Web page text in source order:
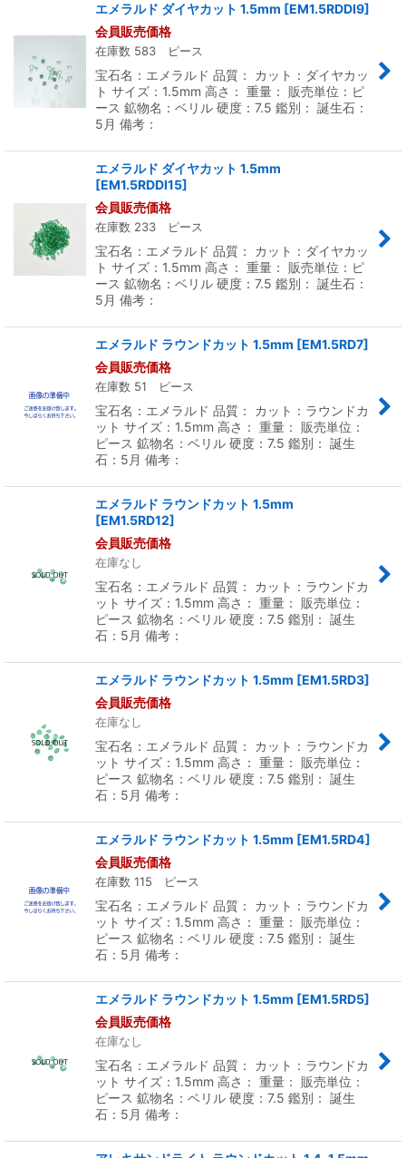
エメラルド ダイヤカット 1.5mm [EM1.5RDDI9]
会員販売価格
在庫数 583 ピース
宝石名：エメラルド 品質： カット：ダイヤカッ
ト サイズ：1.5mm 高さ： 重量： 販売単位：ピ
ース 鉱物名：ベリル 硬度：7.5 鑑別： 誕生石：
5月 備考：
エメラルド ダイヤカット 1.5mm
[EM1.5RDDI15]
会員販売価格
在庫数 233 ピース
宝石名：エメラルド 品質： カット：ダイヤカッ
ト サイズ：1.5mm 高さ： 重量： 販売単位：ピ
ース 鉱物名：ベリル 硬度：7.5 鑑別： 誕生石：
5月 備考：
エメラルド ラウンドカット 1.5mm [EM1.5RD7]
会員販売価格
在庫数 51 ピース
宝石名：エメラルド 品質： カット：ラウンドカ
ット サイズ：1.5mm 高さ： 重量： 販売単位：
ピース 鉱物名：ベリル 硬度：7.5 鑑別： 誕生
石：5月 備考：
エメラルド ラウンドカット 1.5mm
[EM1.5RD12]
会員販売価格
在庫なし
宝石名：エメラルド 品質： カット：ラウンドカ
ット サイズ：1.5mm 高さ： 重量： 販売単位：
ピース 鉱物名：ベリル 硬度：7.5 鑑別： 誕生
石：5月 備考：
エメラルド ラウンドカット 1.5mm [EM1.5RD3]
会員販売価格
在庫なし
宝石名：エメラルド 品質： カット：ラウンドカ
ット サイズ：1.5mm 高さ： 重量： 販売単位：
ピース 鉱物名：ベリル 硬度：7.5 鑑別： 誕生
石：5月 備考：
エメラルド ラウンドカット 1.5mm [EM1.5RD4]
会員販売価格
在庫数 115 ピース
宝石名：エメラルド 品質： カット：ラウンドカ
ット サイズ：1.5mm 高さ： 重量： 販売単位：
ピース 鉱物名：ベリル 硬度：7.5 鑑別： 誕生
石：5月 備考：
エメラルド ラウンドカット 1.5mm [EM1.5RD5]
会員販売価格
在庫なし
宝石名：エメラルド 品質： カット：ラウンドカ
ット サイズ：1.5mm 高さ： 重量： 販売単位：
ピース 鉱物名：ベリル 硬度：7.5 鑑別： 誕生
石：5月 備考：